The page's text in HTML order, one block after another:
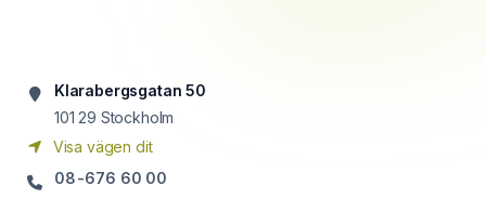
Klarabergsgatan 50
101 29 Stockholm
Visa vägen dit
08-676 60 00